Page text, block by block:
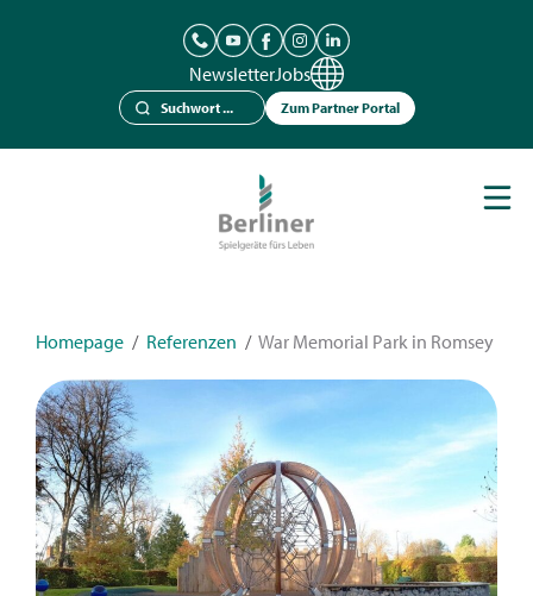
NewsletterJobs
Zum Partner Portal
News
Kontakt
Homepage / Referenzen / War Memorial Park in Romsey